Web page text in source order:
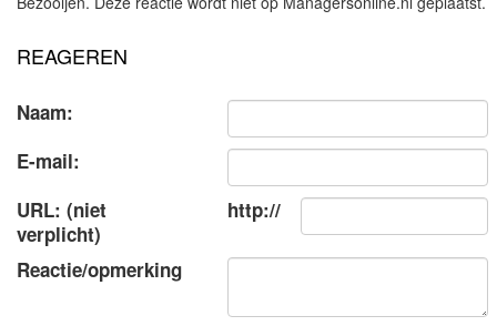
REAGEREN
Naam:
E-mail:
URL: (niet
verplicht)
http://
Reactie/opmerking